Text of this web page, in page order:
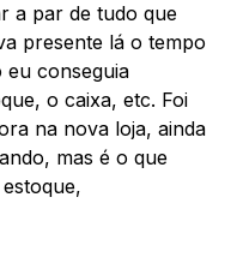
a par de tudo que
presente lá o tempo
eu conseguia
o caixa, etc. Foi
na nova loja, ainda
mas é o que